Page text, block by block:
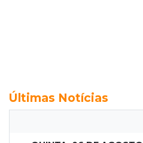
Últimas Notícias